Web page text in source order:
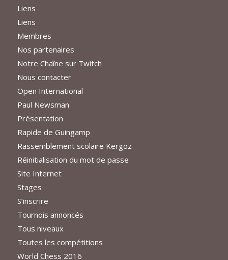
Liens
Liens
Membres
Nos partenaires
Notre Chaîne sur Twitch
Nous contacter
Open International
Paul Newsman
Présentation
Rapide de Guingamp
Rassemblement scolaire Kergoz
Réinitialisation du mot de passe
Site Internet
Stages
S’inscrire
Tournois annoncés
Tous niveaux
Toutes les compétitions
World Chess 2016